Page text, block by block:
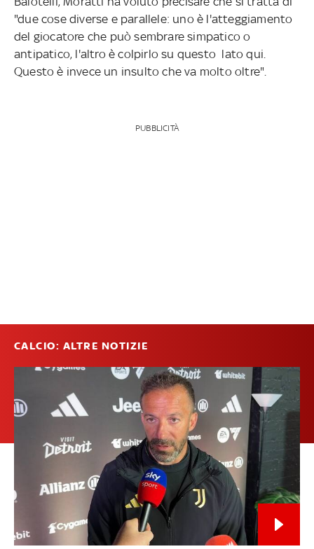
"due cose diverse e parallele: uno è l'atteggiamento
del giocatore che può sembrare simpatico o
antipatico, l'altro è colpirlo su questo lato qui.
Questo è invece un insulto che va molto oltre".
PUBBLICITÀ
CALCIO: ALTRE NOTIZIE